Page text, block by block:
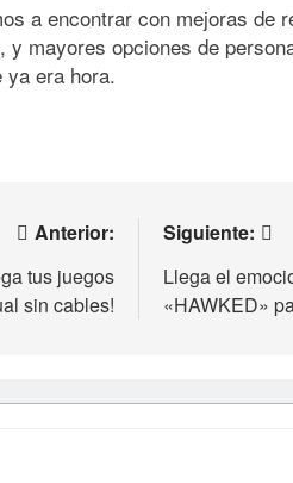
a encontrar con mejoras de
mayores opciones de
ya era hora.
Anterior:
tus juegos
sin cables!
Siguiente:
Llega el
«HAWKED»